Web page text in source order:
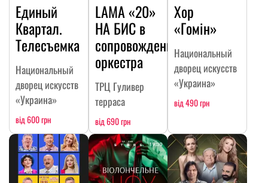
Единый
Квартал.
Телесъемка
Национальный
дворец искусств
«Украина»
від 600 грн
LAMA «20»
НА БИC в
сопровождении
оркестра
ТРЦ Гуливер
терраса
від 690 грн
Хор
«Гомін»
Национальный
дворец искусств
«Украина»
від 490 грн